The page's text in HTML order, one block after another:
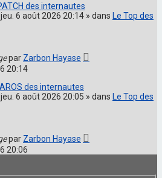
des internautes
jeu. 6 août 2026 20:14 » dans Le Top des
par Zarbon Hayase
20:14
des internautes
jeu. 6 août 2026 20:05 » dans Le Top des
par Zarbon Hayase
20:06